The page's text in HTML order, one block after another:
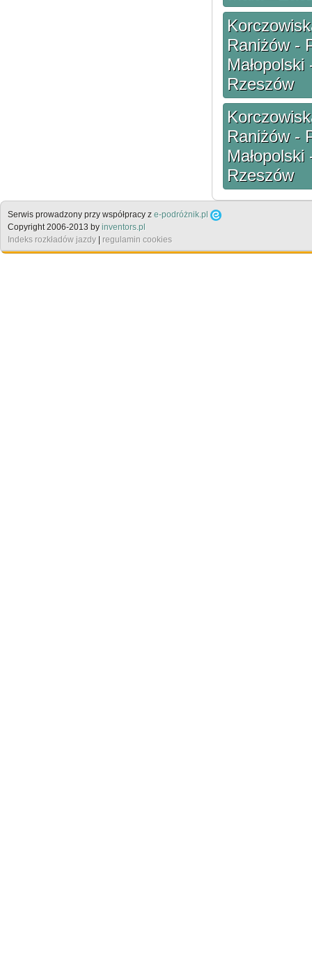
Raniżów -
Rzeszów
Raniżów -
Rzeszów
Serwis prowadzony przy współpracy z e-podróżnik.pl
Copyright 2006-2013 by inventors.pl
Indeks rozkładów jazdy
regulamin cookies